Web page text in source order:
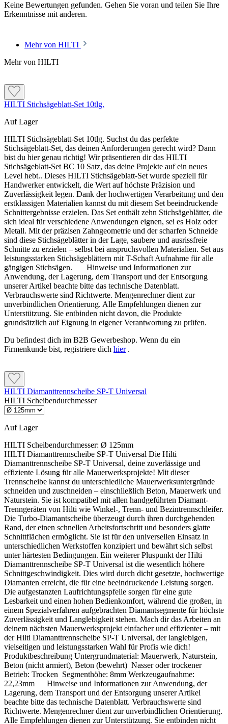
Keine Bewertungen gefunden. Gehen Sie voran und teilen Sie Ihre
Erkenntnisse mit anderen.
Mehr von HILTI
Mehr von HILTI
HILTI Stichsägeblatt-Set 10tlg.
Auf Lager
HILTI Stichsägeblatt-Set 10tlg. Suchst du das perfekte
Stichsägeblatt-Set, das deinen Anforderungen gerecht wird? Dann
bist du hier genau richtig! Wir präsentieren dir das HILTI
Stichsägeblatt-Set BC 10 Satz, das deine Projekte auf ein neues
Level hebt.. Dieses HILTI Stichsägeblatt-Set wurde speziell für
Handwerker entwickelt, die Wert auf höchste Präzision und
Zuverlässigkeit legen. Dank der hochwertigen Verarbeitung und den
erstklassigen Materialien kannst du mit diesem Set beeindruckende
Schnittergebnisse erzielen. Das Set enthält zehn Stichsägeblätter, die
sich ideal für verschiedene Anwendungen eignen, sei es Holz oder
Metall. Mit der präzisen Zahngeometrie und der scharfen Schneide
sind diese Stichsägeblätter in der Lage, saubere und ausrissfreie
Schnitte zu erzielen – selbst bei anspruchsvollen Materialien. Set aus
leistungsstarken Stichsägeblättern mit T-Schaft Aufnahme für alle
gängigen Stichsägen. Hinweise und Informationen zur
Anwendung, der Lagerung, dem Transport und der Entsorgung
unserer Artikel beachte bitte das technische Datenblatt.
Verbrauchswerte sind Richtwerte. Mengenrechner dient zur
unverbindlichen Orientierung. Alle Empfehlungen dienen zur
Unterstützung. Sie entbinden nicht davon, die Produkte
grundsätzlich auf Eignung in eigener Verantwortung zu prüfen.
Du befindest dich im B2B Gewerbeshop. Wenn du ein
Firmenkunde bist, registriere dich hier.
HILTI Diamanttrennscheibe SP-T Universal
HILTI Scheibendurchmesser
Auf Lager
HILTI Scheibendurchmesser: Ø 125mm
HILTI Diamanttrennscheibe SP-T Universal Die Hilti
Diamanttrennscheibe SP-T Universal, deine zuverlässige und
effiziente Lösung für alle Mauerwerksprojekte! Mit dieser
Trennscheibe kannst du unterschiedliche Mauerwerksuntergründe
schneiden und zuschneiden – einschließlich Beton, Mauerwerk und
Naturstein. Sie ist kompatibel mit allen handgeführten Diamant-
Trenngeräten von Hilti wie Winkel-, Trenn- und Bezintrennschleifer.
Die Turbo-Diamantscheibe überzeugt durch ihren durchgehenden
Rand, der einen schnellen Arbeitsfortschritt und besonders glatte
Schnittflächen ermöglicht. Sie ist für den universellen Einsatz in
unterschiedlichen Werkstoffen konzipiert und bewährt sich selbst
unter härtesten Bedingungen. Ein weiterer Pluspunkt der Hilti
Diamanttrennscheibe SP-T Universal ist die wesentlich höhere
Schnittgeschwindigkeit. Dies wird durch dicht gesetzte, hochwertige
Diamanten erreicht, die für eine beeindruckende Leistung sorgen.
Die aufgestanzten Laufrichtungspfeile sorgen für eine gute
Lesbarkeit und einen hohen Bedienkomfort, während die großen, in
einem Spezialverfahren aufgebrachten Diamantsegmente für höchste
Zuverlässigkeit und Langlebigkeit stehen. Mach dir das Arbeiten an
deinem nächsten Mauerwerksprojekt einfacher und effizienter – mit
der Hilti Diamanttrennscheibe SP-T Universal, der langlebigen,
vielseitigen und leistungsstarken Wahl für Profis wie dich!
Produktbeschreibung Untergrundmaterial: Mauerwerk, Naturstein,
Beton (nicht armiert), Beton (bewehrt) Nasser oder trockener
Betrieb: Trocken Segmenthöhe: 8mm Werkzeugaufnahme:
22,23mm Hinweise und Informationen zur Anwendung, der
Lagerung, dem Transport und der Entsorgung unserer Artikel
beachte bitte das technische Datenblatt. Verbrauchswerte sind
Richtwerte. Mengenrechner dient zur unverbindlichen Orientierung.
Alle Empfehlungen dienen zur Unterstützung. Sie entbinden nicht